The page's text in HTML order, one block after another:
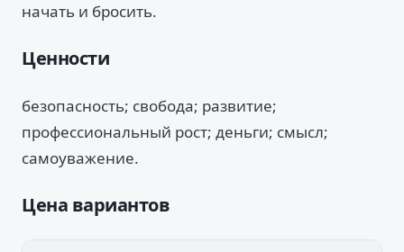
начать и бросить.
Ценности
безопасность; свобода; развитие;
профессиональный рост; деньги; смысл;
самоуважение.
Цена вариантов